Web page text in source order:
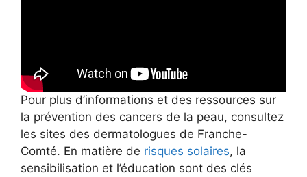
Pour plus d’informations et des ressources sur
la prévention des cancers de la peau, consultez
les sites des dermatologues de Franche-
Comté. En matière de risques solaires, la
sensibilisation et l’éducation sont des clés